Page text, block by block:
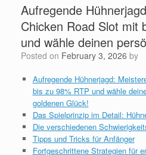
Aufregende
Chicken Road Slot mit
und wähle deinen
Posted on February 3, 2026 by
Aufregende Hühnerjagd:
bis zu 98% RTP und wähle
goldenen Glück!
Das Spielprinzip im Detail:
Die verschiedenen
Tipps und Tricks für Anfänger
Fortgeschrittene Strategien für